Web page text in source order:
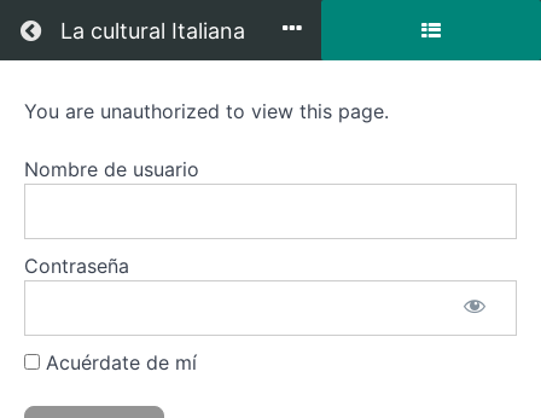
Regresar a todos los cursos
La cultural Italiana
Italiano
6
Zoom
Videoclases
You are unauthorized to view this page.
Nombre de usuario
Contraseña
Acuérdate de mí